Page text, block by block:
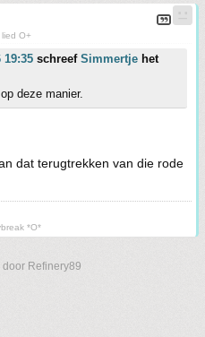
O+
schreef Simmertje het
deze manier.
dat terugtrekken van die rode
*O*
Refinery89